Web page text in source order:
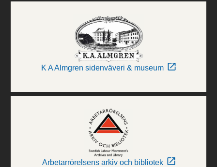
K A Almgren sidenväveri & museum
Arbetarrörelsens arkiv och bibliotek